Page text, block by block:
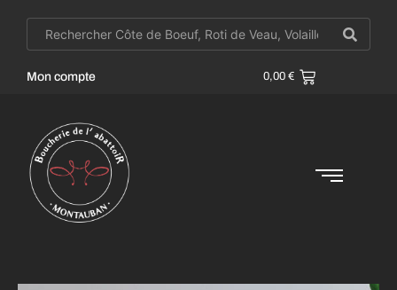
Mon compte 0,00 €